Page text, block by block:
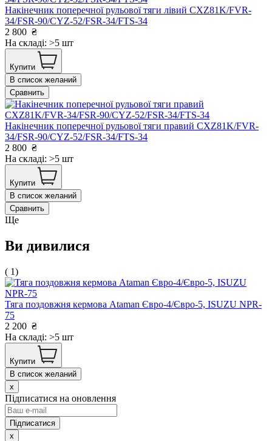
Накінечник поперечної рульової тяги лівий CXZ81K/FVR-
34/FSR-90/CYZ-52/FSR-34/FTS-34
2 800 ₴
На складі: >5 шт
Купити
В список желаний
Сравнить
Накінечник поперечної рульової тяги правий CXZ81K/FVR-
34/FSR-90/CYZ-52/FSR-34/FTS-34
2 800 ₴
На складі: >5 шт
Купити
В список желаний
Сравнить
Ще
Ви дивилися
( 1)
Тяга поздовжня кермова Ataman Євро-4/Євро-5, ISUZU NPR-
75
2 200 ₴
На складі: >5 шт
Купити
В список желаний
x
Підписатися на оновлення
x